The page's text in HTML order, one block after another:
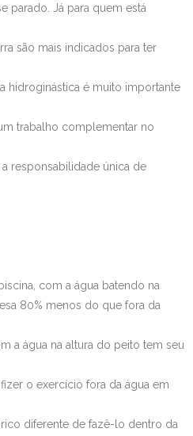
parado. Já para quem está
são mais indicados para ter
hidroginástica é muito importante
trabalho complementar no
responsabilidade única de
com a água batendo na
80% menos do que fora da
a água na altura do peito tem seu
o exercício fora da água em
diferente de fazê-lo dentro da